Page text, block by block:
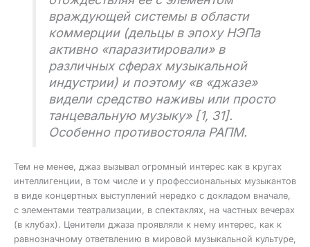
враждующей системы в области
коммерции (дельцы в эпоху НЭПа
активно «паразитировали» в
различных сферах музыкальной
индустрии) и поэтому «в «джазе»
видели средство наживы или просто
танцевальную музыку» [1, 31].
Особенно противостояла РАПМ.
Тем не менее, джаз вызывал огромный интерес как в кругах
интеллигенции, в том числе и у профессиональных музыкантов
в виде концертных выступлений нередко с докладом вначале,
с элементами театрализации, в спектаклях, на частных вечерах
(в клубах). Ценители джаза проявляли к нему интерес, как к
равнозначному ответвлению в мировой музыкальной культуре,